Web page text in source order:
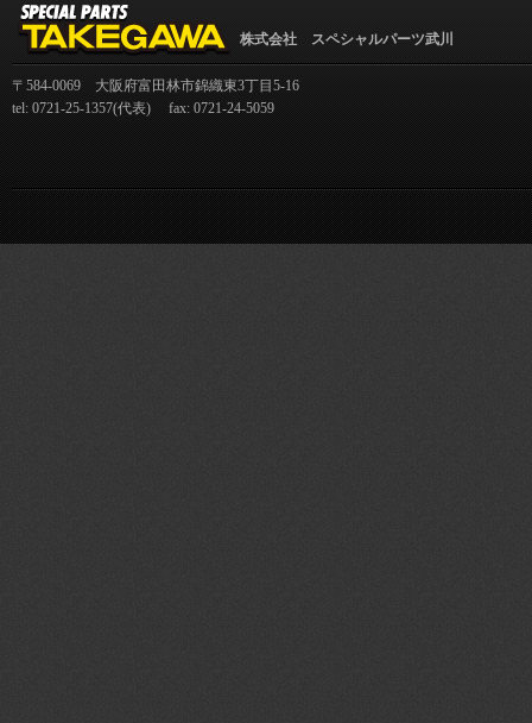
株式会社 スペシャルパーツ武川
〒584-0069 大阪府富田林市錦織東3丁目5-16
tel: 0721-25-1357(代表) fax: 0721-24-5059